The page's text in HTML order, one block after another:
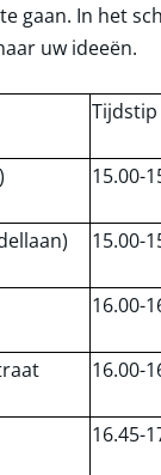
gaan. In het
uw ideeën.
Tijdstip
15.00-
15.00-
16.00-
16.00-
16.45-